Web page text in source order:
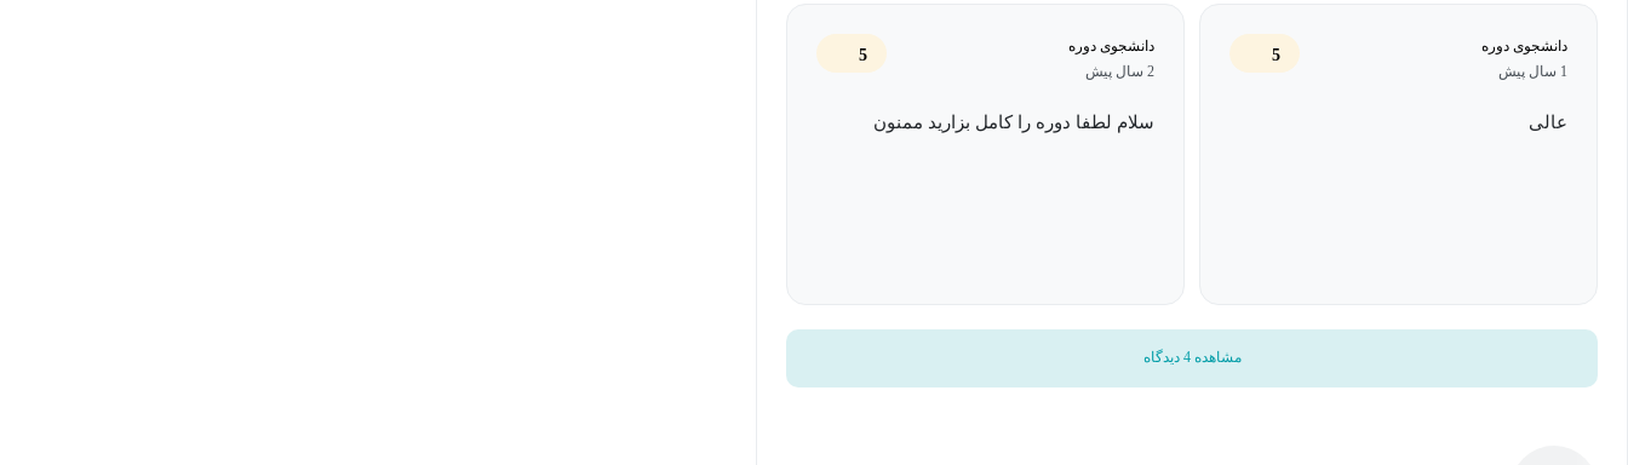
دانشجویان و علاقه‌مندان به مهندسی ترابری: اگر شما دانشجوی رشته مهندسی ترابری هستید و می‌خواهید
دانش و مهارت‌های خود را تقویت کنید، این دوره می‌تواند به شما کمک کند. همچنین، اگر علاقه‌مند به حوزه
کنند.
دانشجوی دوره
1 سال پیش
5
عالی
دانشجوی دوره
2 سال پیش
5
سلام لطفا دوره را کامل بزارید ممنون
مشاهده 4 دیدگاه